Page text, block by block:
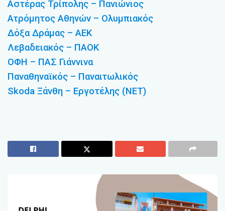
Αστέρας Τρίπολης – Πανιώνιος
Ατρόμητος Αθηνών – Ολυμπιακός
Δόξα Δράμας – ΑΕΚ
Λεβαδειακός – ΠΑΟΚ
ΟΦΗ – ΠΑΣ Γιάννινα
Παναθηναϊκός – Παναιτωλικός
Skoda Ξάνθη – Εργοτέλης (ΝΕΤ)